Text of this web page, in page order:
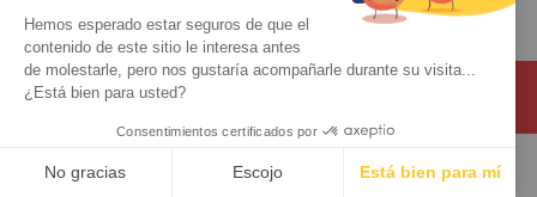
Contacto
© 2026 Virax . All rights reserved . Menciones legales
Hemos esperado estar seguros de que el
contenido de este sitio le interesa antes
de molestarle, pero nos gustaría acompañarle durante su visita...
¿Está bien para usted?
Consentimientos certificados por
No gracias Escojo Está bien para mí